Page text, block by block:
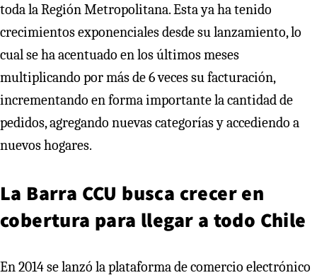
toda la Región Metropolitana. Esta ya ha tenido
crecimientos exponenciales desde su lanzamiento, lo
cual se ha acentuado en los últimos meses
multiplicando por más de 6 veces su facturación,
incrementando en forma importante la cantidad de
pedidos, agregando nuevas categorías y accediendo a
nuevos hogares.
La Barra CCU busca crecer en
cobertura para llegar a todo Chile
En 2014 se lanzó la plataforma de comercio electrónico